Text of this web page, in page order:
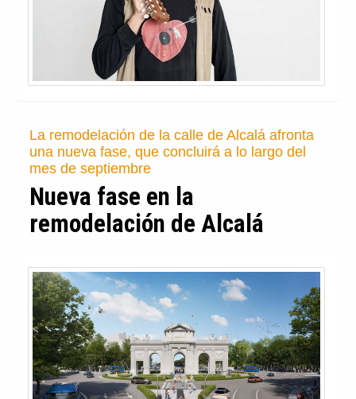
La remodelación de la calle de Alcalá afronta
una nueva fase, que concluirá a lo largo del
mes de septiembre
Nueva fase en la
remodelación de Alcalá